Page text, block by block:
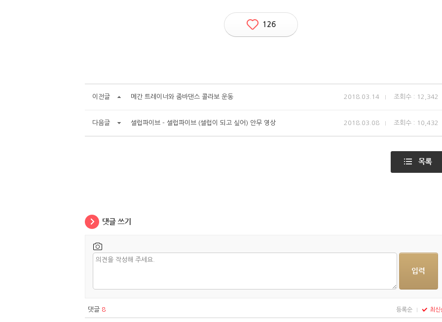
126
이전글 메간 트레이너와 줌바댄스 콜라보 운동 2018.03.14 조회수 : 12,342
다음글 셀럽파이브 - 셀럽파이브 (셀럽이 되고 싶어) 안무 영상 2018.03.08 조회수 : 10,432
댓글 8 등록순 최신